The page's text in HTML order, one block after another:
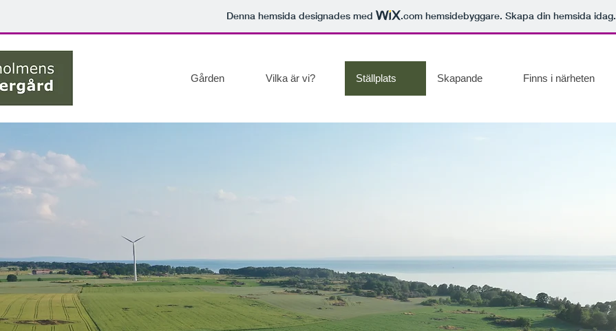
Denna hemsida designades med .com hemsidebyggare. Skapa din hemsida idag.
Gården Vilka är vi? Ställplats Skapande Finns i närheten